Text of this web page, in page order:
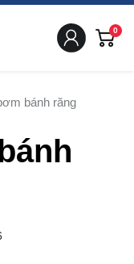
0
bánh răng